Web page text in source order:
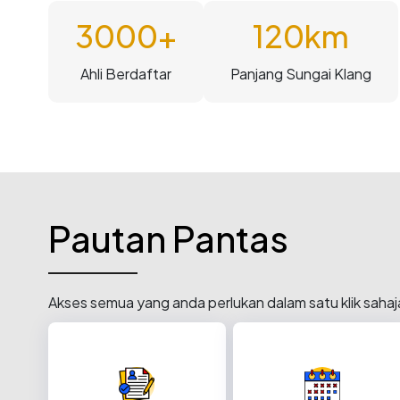
3000+
Ahli Berdaftar
120km
Panjang Sungai Klang
Pautan Pantas
Akses semua yang anda perlukan dalam satu klik